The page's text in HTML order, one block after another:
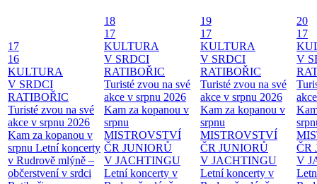
17
16
KULTURA
V SRDCI
RATIBOŘIC
Turisté zvou na své
akce v srpnu 2026
Kam za kopanou v
srpnu Letní koncerty
v Rudrově mlýně –
občerstvení v srdci
18
17
KULTURA
V SRDCI
RATIBOŘIC
Turisté zvou na své
akce v srpnu 2026
Kam za kopanou v
srpnu
MISTROVSTVÍ
ČR JUNIORŮ
V JACHTINGU
Letní koncerty v
19
17
KULTURA
V SRDCI
RATIBOŘIC
Turisté zvou na své
akce v srpnu 2026
Kam za kopanou v
srpnu
MISTROVSTVÍ
ČR JUNIORŮ
V JACHTINGU
Letní koncerty v
20
17
V
ČR
V